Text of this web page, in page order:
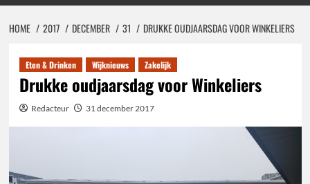
HOME 2017 DECEMBER 31 DRUKKE OUDJAARSDAG VOOR WINKELIERS
Eten & Drinken Wijknieuws Zakelijk
Drukke oudjaarsdag voor Winkeliers
Redacteur 31 december 2017